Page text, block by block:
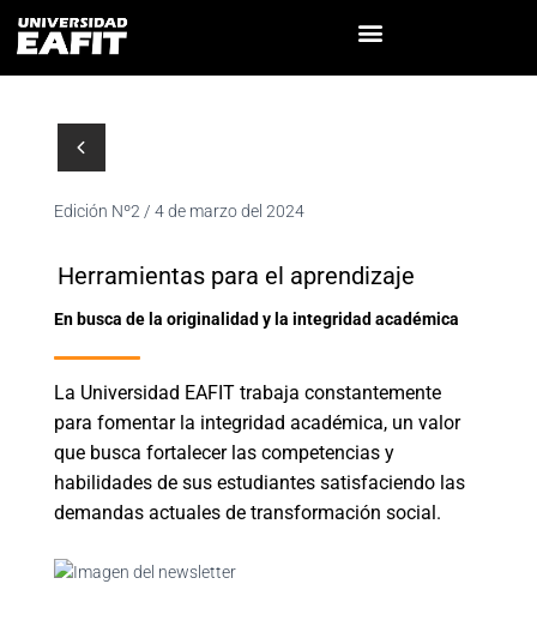
Edición Nº2 / 4 de marzo del 2024
Herramientas para el aprendizaje
En busca de la originalidad y la integridad académica
La Universidad EAFIT trabaja constantemente
para fomentar la integridad académica, un valor
que busca fortalecer las competencias y
habilidades de sus estudiantes satisfaciendo las
demandas actuales de transformación social.